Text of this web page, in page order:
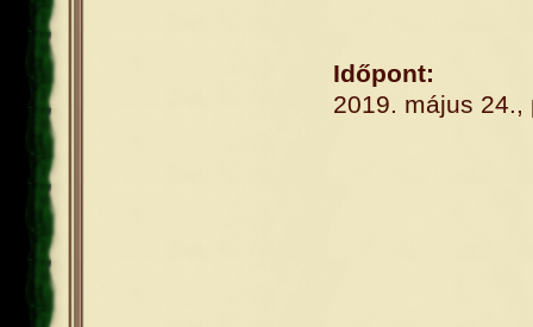
Időpont:
2019. május